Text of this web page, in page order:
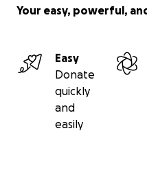
Your easy, powerful,
Easy
Donate
quickly
and
easily